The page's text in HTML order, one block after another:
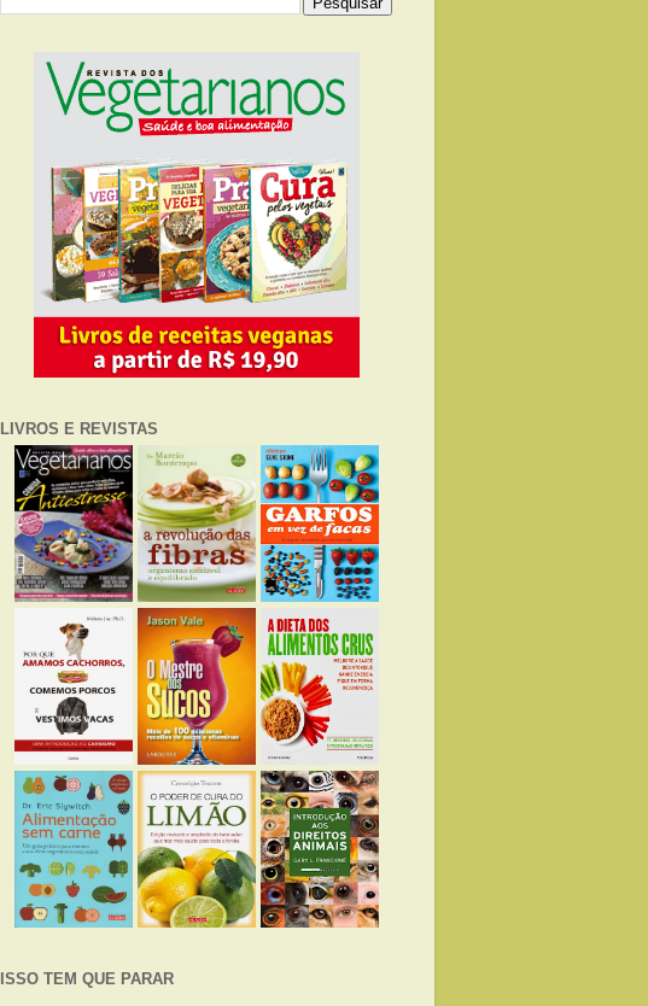
LIVROS E REVISTAS
ISSO TEM QUE PARAR